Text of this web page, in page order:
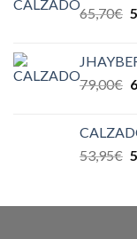
65,70€
79,00€
53,95€